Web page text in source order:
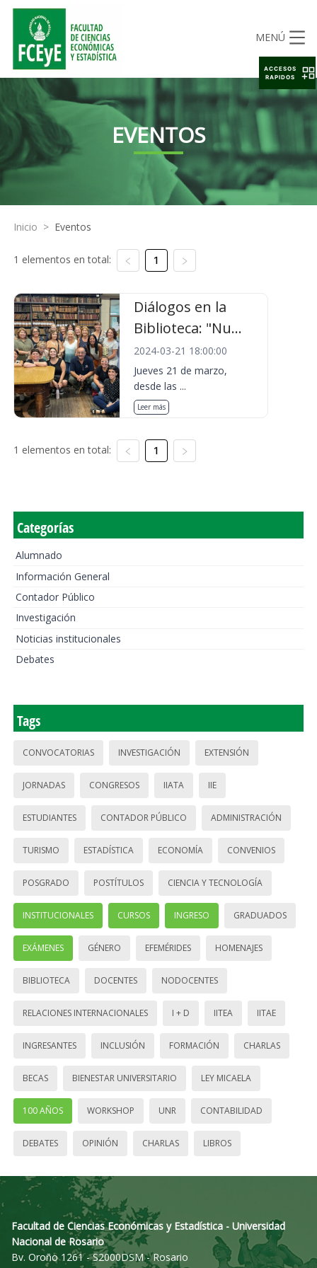
MENÚ
EVENTOS
Inicio > Eventos
1 elementos en total: 1
Diálogos en la
Biblioteca: "Nu...
2024-03-21 18:00:00
Jueves 21 de marzo,
desde las ...
Leer más
1 elementos en total: 1
Categorías
Alumnado
Información General
Contador Público
Investigación
Noticias institucionales
Debates
Tags
CONVOCATORIAS INVESTIGACIÓN EXTENSIÓN
JORNADAS CONGRESOS IIATA IIE
ESTUDIANTES CONTADOR PÚBLICO ADMINISTRACIÓN
TURISMO ESTADÍSTICA ECONOMÍA CONVENIOS
POSGRADO POSTÍTULOS CIENCIA Y TECNOLOGÍA
INSTITUCIONALES CURSOS INGRESO GRADUADOS
EXÁMENES GÉNERO EFEMÉRIDES HOMENAJES
BIBLIOTECA DOCENTES NODOCENTES
RELACIONES INTERNACIONALES I + D IITEA IITAE
INGRESANTES INCLUSIÓN FORMACIÓN CHARLAS
BECAS BIENESTAR UNIVERSITARIO LEY MICAELA
100 AÑOS WORKSHOP UNR CONTABILIDAD
DEBATES OPINIÓN CHARLAS LIBROS
Facultad de Ciencias Económicas y Estadística - Universidad
Nacional de Rosario
Bv. Oroño 1261 - S2000DSM - Rosario
ACCESOS
RAPIDOS